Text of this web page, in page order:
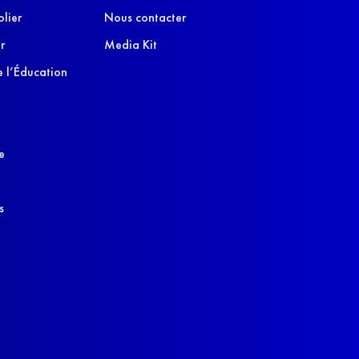
l’Éducation
Nous contacter
Media Kit